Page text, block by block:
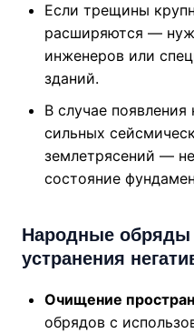
Если трещины
расширяются —
инженеров или
зданий.
В случае
сильных
землетрясений —
состояние
Народные обряды
устранения
Очищение
обрядов с